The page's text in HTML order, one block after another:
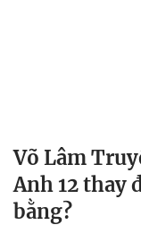
Võ Lâm
Anh 12 thay
bằng?